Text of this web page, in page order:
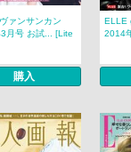
ァンサンカン
月号 お試... [Lite
購入
ELLE
2014